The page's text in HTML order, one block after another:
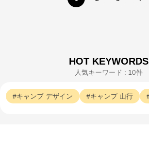
HOT KEYWORDS
人気キーワード : 10件
キャンプ デザイン キャンプ 山行
公式ECサイト